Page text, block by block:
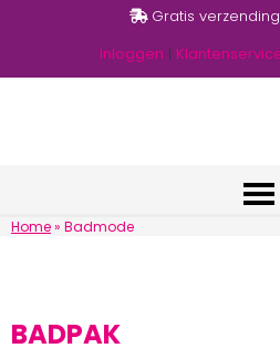
Gratis
Inloggen |
Home» Badmode
BADPAK